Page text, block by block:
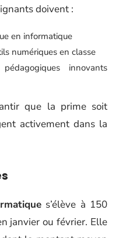
doivent :
en informatique
numériques en classe
innovants
que la prime soit
activement dans la
s’élève à 150
janvier ou février. Elle